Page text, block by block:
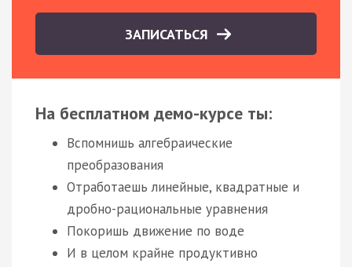
ЗАПИСАТЬСЯ
На бесплатном демо-курсе ты:
Вспомнишь алгебраические
преобразования
Отработаешь линейные, квадратные и
дробно-рациональные уравнения
Покоришь движение по воде
И в целом крайне продуктивно